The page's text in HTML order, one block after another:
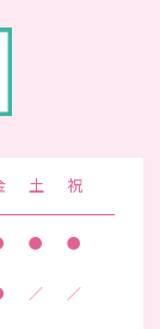
土 祝
● ●
／ ／